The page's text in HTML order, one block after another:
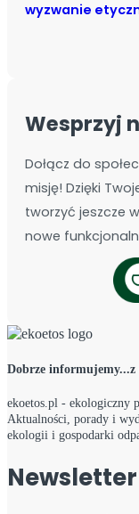
wyzwanie
Wesprzyj
Dołącz do
misję! Dzięki
tworzyć jeszcze
nowe
Dobrze
ekoetos.pl - ekologiczny
Aktualności, porady i
ekologii i gospodarki
Newsletter